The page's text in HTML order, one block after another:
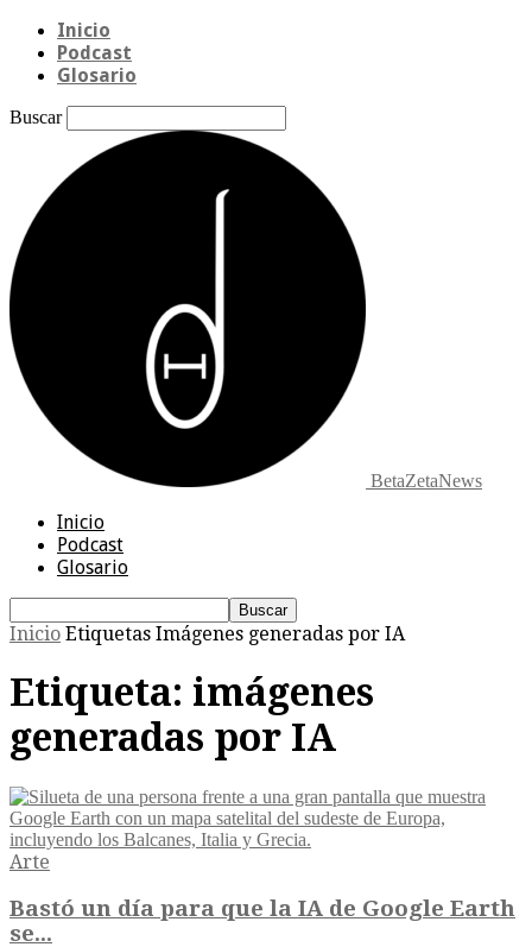
Inicio
Podcast
Glosario
Buscar
BetaZetaNews
Inicio
Podcast
Glosario
Inicio Etiquetas Imágenes generadas por IA
Etiqueta: imágenes
generadas por IA
Arte
Bastó un día para que la IA de Google Earth
se...